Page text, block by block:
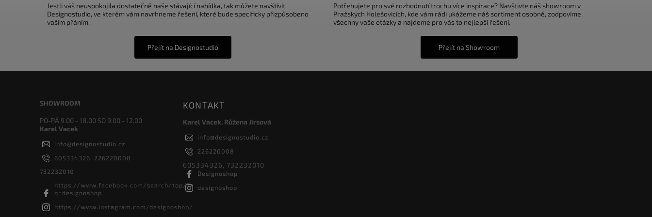
Jestli váš neuspokojila dostatečně naše stávající nabídka, tak můžete navštívit
Designostudio, ve kterém vám navrhneme řešení, které bude specificky přizpůsobeno
vaším přáním.
Přejít na Designostudio
Potřebujete pro své rozhodnutí trochu více inspirace? Navštivte náš showroom v
Pražských Holešovicích, kde vám rádi ukážeme náš sortiment osobně, zodpovíme
všechny vaše otázky a najdeme pro vás to nejlepší řešení.
Přejít na Showroom
SHOWROOM
PO-PÁ 9.00 - 18.00 SO 9.00 - 12.00
Karel Vacek
info@designostudio.cz
605334326, 226220008
732232010
https://www.facebook.com/search/top/?
q=designoshop
https://www.instagram.com/designoshop/
KONTAKT
Karel Vacek, Růžena Jirsová
info@designostudio.cz
226220008
605334326, 732232010
Designoshop
designoshop